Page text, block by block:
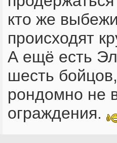
кто же
происходят
А ещё есть
шесть
рондомно не
ограждения.